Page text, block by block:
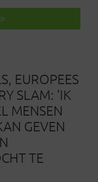
EUROPEES
SLAM: ‘IK
MENSEN
GEVEN
TE